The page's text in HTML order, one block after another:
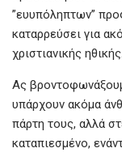
”ευυπόληπτων”
καταρρεύσει για
χριστιανικής ηθικής.
Ας
υπάρχουν ακόμα
πάρτη τους, αλλά
καταπιεσμένο,